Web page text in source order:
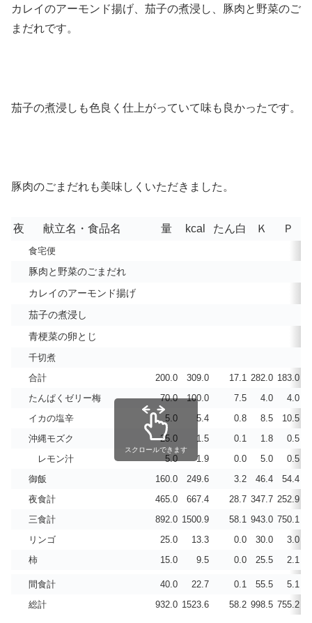
カレイのアーモンド揚げ、茄子の煮浸し、豚肉と野菜のご
まだれです。
茄子の煮浸しも色良く仕上がっていて味も良かったです。
豚肉のごまだれも美味しくいただきました。
夜 献立名・食品名 量 kcal たん白 Ｋ Ｐ
食宅便
豚肉と野菜のごまだれ
カレイのアーモンド揚げ
茄子の煮浸し
青梗菜の卵とじ
千切煮
合計
200.0 309.0 17.1 282.0 183.0
たんぱくゼリー梅
70.0 100.0 7.5 4.0 4.0
イカの塩辛
5.0 5.4 0.8 8.5 10.5
沖縄モズク
25.0 1.5 0.1 1.8 0.5
レモン汁
5.0 1.9 0.0 5.0 0.5
御飯
160.0 249.6 3.2 46.4 54.4
夜食計
465.0 667.4 28.7 347.7 252.9
三食計
892.0 1500.9 58.1 943.0 750.1
リンゴ
25.0 13.3 0.0 30.0 3.0
柿
15.0 9.5 0.0 25.5 2.1
間食計 40.0 22.7 0.1 55.5 5.1
総計
932.0 1523.6 58.2 998.5 755.2
スクロールできます